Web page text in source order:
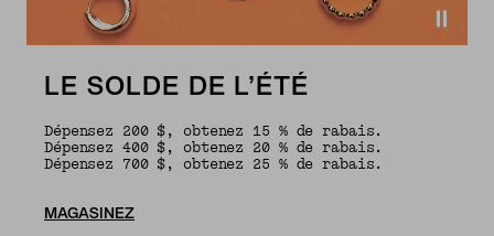
LE SOLDE DE L’ÉTÉ
Dépensez 200 $, obtenez 15 % de rabais.
Dépensez 400 $, obtenez 20 % de rabais.
Dépensez 700 $, obtenez 25 % de rabais.
MAGASINEZ